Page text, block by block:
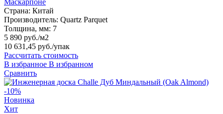
Страна: Китай
Производитель: Quartz Parquet
Толщина, мм: 7
5 890 руб./м2
10 631,45 руб./упак
Рассчитать стоимость
В избранное В избранном
Сравнить
-10%
Новинка
Хит